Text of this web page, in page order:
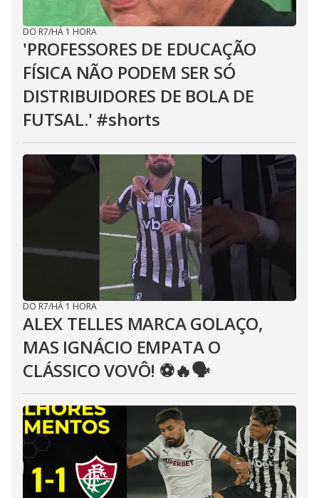
DO R7/HÁ 1 HORA
'PROFESSORES DE EDUCAÇÃO
FÍSICA NÃO PODEM SER SÓ
DISTRIBUIDORES DE BOLA DE
FUTSAL.' #shorts
DO R7/HÁ 1 HORA
ALEX TELLES MARCA GOLAÇO,
MAS IGNÁCIO EMPATA O
CLÁSSICO VOVÔ! ⚽️🔥🗣